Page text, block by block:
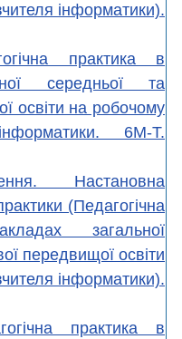
інформатики).
практика в
середньої та
освіти на робочому
6М-Т.
Настановна
(Педагогічна
загальної
передвищої освіти
інформатики).
практика в